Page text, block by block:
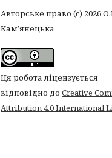
Авторське право (c) 2026
Кам’янецька
Ця робота ліцензується
відповідно до Creative
Attribution 4.0 International